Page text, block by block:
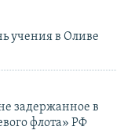
учения в Оливе
задержанное в
флота» РФ